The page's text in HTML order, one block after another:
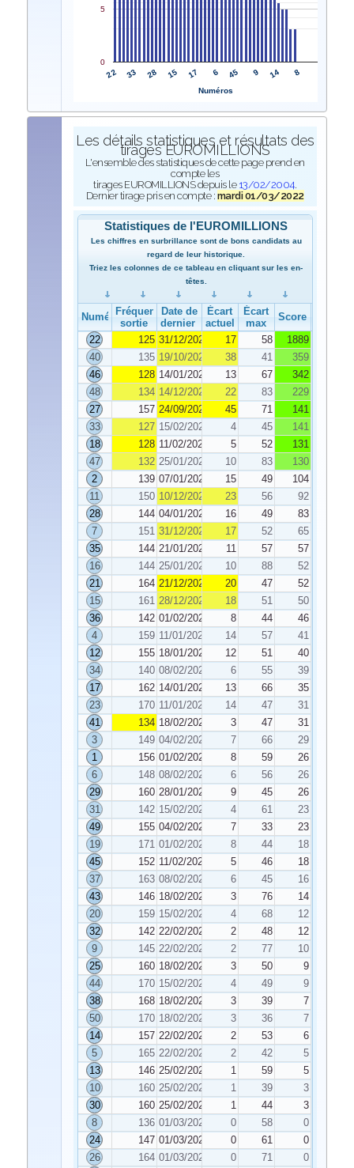
22 33 28 15 17 6 45 9 14 8
0
5
Numéros
Les détails statistiques et résultats des
tirages EUROMILLIONS
L'ensemble des statistiques de cette page prend en
compte les
tirages EUROMILLIONS depuis le 13/02/2004.
Dernier tirage pris en compte : mardi 01/03/2022
Statistiques de l'EUROMILLIONS
Les chiffres en surbrillance sont de bons candidats au
regard de leur historique.
Triez les colonnes de ce tableau en cliquant sur les en-
têtes.
NuméroFréquence de
sortie
Date de
dernier tirage
Écart
actuel
Écart
max
Score
22
125 31/12/2021 17 58
1889
40
135 19/10/2021 38 41
359
46
128 14/01/2022 13 67
342
48
134 14/12/2021 22 83
229
27
157 24/09/2021 45 71
141
33
127 15/02/2022 4 45
141
18
128 11/02/2022 5 52
131
47
132 25/01/2022 10 83
130
2
139 07/01/2022 15 49
104
11
150 10/12/2021 23 56
92
28
144 04/01/2022 16 49
83
7
151 31/12/2021 17 52
65
35
144 21/01/2022 11 57
57
16
144 25/01/2022 10 88
52
21
164 21/12/2021 20 47
52
15
161 28/12/2021 18 51
50
36
142 01/02/2022 8 44
46
4
159 11/01/2022 14 57
41
12
155 18/01/2022 12 51
40
34
140 08/02/2022 6 55
39
17
162 14/01/2022 13 66
35
23
170 11/01/2022 14 47
31
41
134 18/02/2022 3 47
31
3
149 04/02/2022 7 66
29
1
156 01/02/2022 8 59
26
6
148 08/02/2022 6 56
26
29
160 28/01/2022 9 45
26
31
142 15/02/2022 4 61
23
49
155 04/02/2022 7 33
23
19
171 01/02/2022 8 44
18
45
152 11/02/2022 5 46
18
37
163 08/02/2022 6 45
16
43
146 18/02/2022 3 76
14
20
159 15/02/2022 4 68
12
32
142 22/02/2022 2 48
12
9
145 22/02/2022 2 77
10
25
160 18/02/2022 3 50
9
44
170 15/02/2022 4 49
9
38
168 18/02/2022 3 39
7
50
170 18/02/2022 3 36
7
14
157 22/02/2022 2 53
6
5
165 22/02/2022 2 42
5
13
146 25/02/2022 1 59
5
10
160 25/02/2022 1 39
3
30
160 25/02/2022 1 44
3
8
136 01/03/2022 0 58
0
24
147 01/03/2022 0 61
0
26
164 01/03/2022 0 71
0